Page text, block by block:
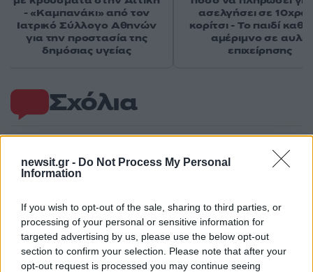
newsit.gr - Do Not Process My Personal
Information
If you wish to opt-out of the sale, sharing to third parties, or
processing of your personal or sensitive information for
targeted advertising by us, please use the below opt-out
section to confirm your selection. Please note that after your
opt-out request is processed you may continue seeing
Σχόλια
50 /50
- «Καμπανάκι» από τον
Ιατρικό Σύλλογο Αθηνών
για την προστασία της
δημόσιας υγείας
ασελγήσει σε
κορίτσι - Το παιδί
αμέριμνο σε αυλή
επιχείρησης